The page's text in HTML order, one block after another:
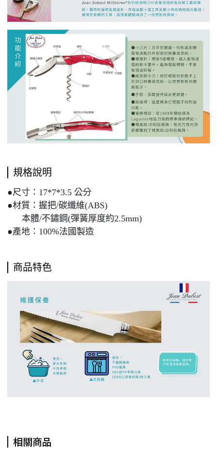
規格說明
●尺寸：17*7*3.5 公分
●材質：握把/碳纖維(ABS)
本體/不鏽鋼(彈簧厚度約2.5mm)
●產地：100%法國製造
商品特色
相關商品